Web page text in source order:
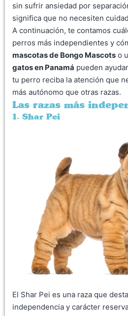
sin sufrir ansiedad por
significa que no necesiten
A continuación, te contamos
perros más independientes y
mascotas de Bongo Mascots o
gatos en Panamá pueden
tu perro reciba la atención que
más autónomo que otras razas.
Las razas más
1. Shar Pei
El Shar Pei es una raza que
independencia y carácter